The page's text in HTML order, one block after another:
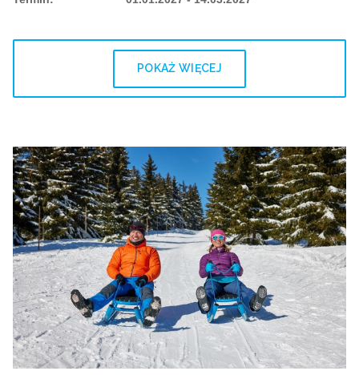
POKAŻ WIĘCEJ